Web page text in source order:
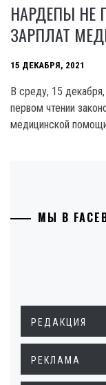
НАРДЕПЫ
ЗАРПЛАТ
15 ДЕКАБРЯ, 2021
В среду, 15
первом чтении
медицинской
МЫ В
РЕДАКЦИЯ
РЕКЛАМА